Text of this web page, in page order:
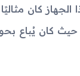
الجهاز كان
يُباع بحوالي 50